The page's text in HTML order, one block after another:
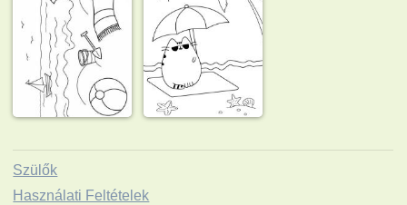
Szülők
Használati Feltételek